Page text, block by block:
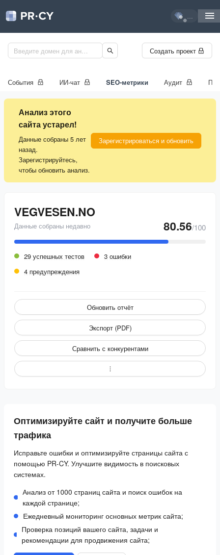
...
Создать проект
События ИИ-чат SEO-метрики Аудит
Анализ этого
сайта устарел!
Данные собраны 5 лет
назад.
Зарегистрируйтесь,
чтобы обновить анализ.
Зарегистрироваться и обновить
VEGVESEN.NO
Данные собраны недавно 80.56/100
29 успешных тестов
3 ошибки
4 предупреждения
Обновить отчёт
Экспорт (PDF)
Сравнить с конкурентами
Оптимизируйте сайт и получите больше
трафика
Исправьте ошибки и оптимизируйте страницы сайта с
помощью PR-CY. Улучшите видимость в поисковых
системах.
Анализ от 1000 страниц сайта и поиск ошибок на
каждой странице;
Ежедневный мониторинг основных метрик сайта;
Проверка позиций вашего сайта, задачи и
рекомендации для продвижения сайта;